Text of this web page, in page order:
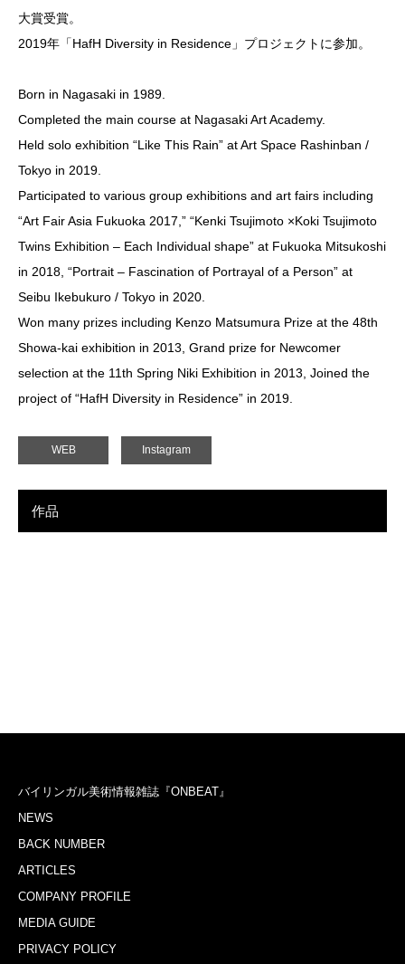
大賞受賞。
2019年「HafH Diversity in Residence」プロジェクトに参加。
Born in Nagasaki in 1989.
Completed the main course at Nagasaki Art Academy.
Held solo exhibition “Like This Rain” at Art Space Rashinban /
Tokyo in 2019.
Participated to various group exhibitions and art fairs including
“Art Fair Asia Fukuoka 2017,” “Kenki Tsujimoto ×Koki Tsujimoto
Twins Exhibition – Each Individual shape” at Fukuoka Mitsukoshi
in 2018, “Portrait – Fascination of Portrayal of a Person” at
Seibu Ikebukuro / Tokyo in 2020.
Won many prizes including Kenzo Matsumura Prize at the 48th
Showa-kai exhibition in 2013, Grand prize for Newcomer
selection at the 11th Spring Niki Exhibition in 2013, Joined the
project of “HafH Diversity in Residence” in 2019.
WEB Instagram
作品
バイリンガル美術情報雑誌『ONBEAT』
NEWS
BACK NUMBER
ARTICLES
COMPANY PROFILE
MEDIA GUIDE
PRIVACY POLICY